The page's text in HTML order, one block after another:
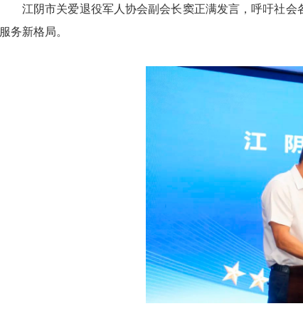
江阴市关爱退役军人协会副会长窦正满发言，呼吁社会
服务新格局。